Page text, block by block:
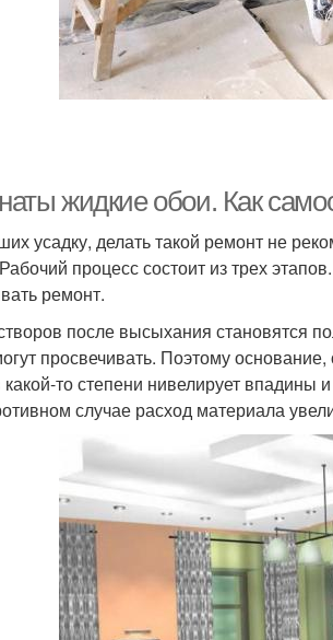
жидкие обои. Как
усадку, делать такой ремонт не
процесс состоит из трех
ремонт.
после высыхания становятся
просвечивать. Поэтому
то степени нивелирует впадины
случае расход материала